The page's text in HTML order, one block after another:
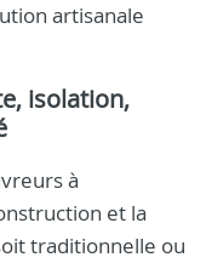
artisanale
isolation,
à
et la
traditionnelle ou